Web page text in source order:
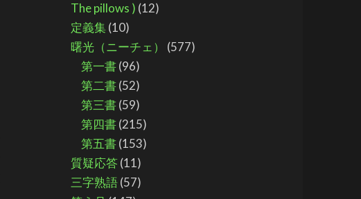
The pillows ) (12)
定義集(10)
曙光（ニーチェ）
(577)
第一書(96)
第二書(52)
第三書(59)
第四書(215)
第五書(153)
質疑応答(11)
三字熟語(57)